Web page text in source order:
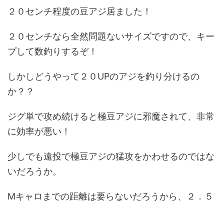
２０センチ程度の豆アジ居ました！
２０センチなら全然問題ないサイズですので、キー
プして数釣りするぞ！
しかしどうやって２０UPのアジを釣り分けるの
か？？
ジグ単で攻め続けると極豆アジに邪魔されて、非常
に効率が悪い！
少しでも遠投で極豆アジの猛攻をかわせるのではな
いだろうか。
Mキャロまでの距離は要らないだろうから、２．５